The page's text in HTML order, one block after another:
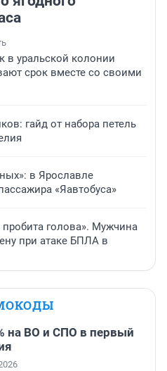
в уральской колонии
срок вместе со своими
гайд от набора петель
в Ярославле
«Яавтобуса»
голова». Мужчина
при атаке БПЛА в
на ВО и СПО в первый